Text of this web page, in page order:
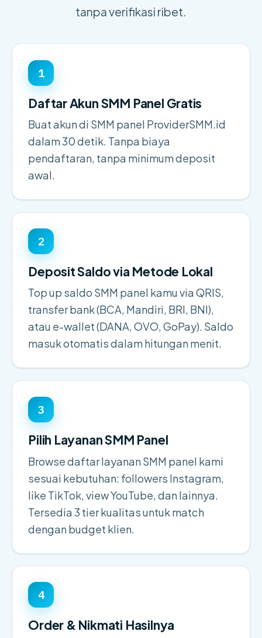
tanpa verifikasi ribet.
1
Daftar Akun SMM Panel Gratis
Buat akun di SMM panel ProviderSMM.id
dalam 30 detik. Tanpa biaya
pendaftaran, tanpa minimum deposit
awal.
2
Deposit Saldo via Metode Lokal
Top up saldo SMM panel kamu via QRIS,
transfer bank (BCA, Mandiri, BRI, BNI),
atau e-wallet (DANA, OVO, GoPay). Saldo
masuk otomatis dalam hitungan menit.
3
Pilih Layanan SMM Panel
Browse daftar layanan SMM panel kami
sesuai kebutuhan: followers Instagram,
like TikTok, view YouTube, dan lainnya.
Tersedia 3 tier kualitas untuk match
dengan budget klien.
4
Order & Nikmati Hasilnya